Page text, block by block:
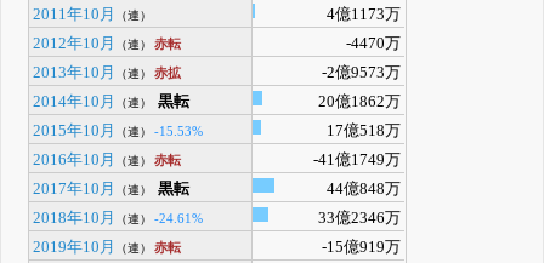
2011年10月
（連）
4億1173万
2012年10月
（連） 赤転
-4470万
2013年10月
（連） 赤拡
-2億9573万
2014年10月
（連） 黒転
20億1862万
2015年10月
（連） -15.53%
17億518万
2016年10月
（連） 赤転
-41億1749万
2017年10月
（連） 黒転
44億848万
2018年10月
（連） -24.61%
33億2346万
2019年10月
（連） 赤転
-15億919万